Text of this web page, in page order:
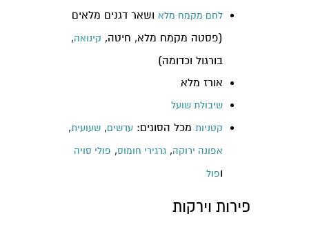
לחם מקמח מלא ושאר דגנים מלאים
(פסטה מקמח מלא, חיטה, קינואה,
בורגול וכדומה)
אורז מלא
שיבולת שועל
קטניות מכל הסוגים:עדשים,שעועית,
אפונה ירוקה,גרגירי חומוס, פולי סויה
ופול
פירות וירקות